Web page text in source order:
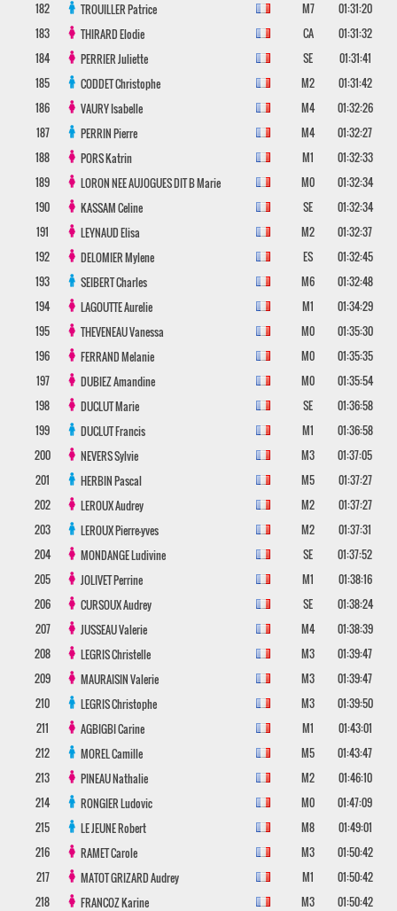
182
TROUILLERPatrice M7
01:31:20
183
THIRARDElodie CA
01:31:32
184
PERRIERJuliette SE
01:31:41
185
CODDETChristophe M2
01:31:42
186
VAURYIsabelle M4
01:32:26
187
PERRINPierre M4
01:32:27
188
PORSKatrin M1
01:32:33
189
LORON NEE AUJOGUES DIT BMarie M0
01:32:34
190
KASSAMCeline SE
01:32:34
191
LEYNAUDElisa M2
01:32:37
192
DELOMIERMylene ES
01:32:45
193
SEIBERTCharles M6
01:32:48
194
LAGOUTTEAurelie M1
01:34:29
195
THEVENEAUVanessa M0
01:35:30
196
FERRANDMelanie M0
01:35:35
197
DUBIEZAmandine M0
01:35:54
198
DUCLUTMarie SE
01:36:58
199
DUCLUTFrancis M1
01:36:58
200
NEVERSSylvie M3
01:37:05
201
HERBINPascal M5
01:37:27
202
LEROUXAudrey M2
01:37:27
203
LEROUXPierre-yves M2
01:37:31
204
MONDANGELudivine SE
01:37:52
205
JOLIVETPerrine M1
01:38:16
206
CURSOUXAudrey SE
01:38:24
207
JUSSEAUValerie M4
01:38:39
208
LEGRISChristelle M3
01:39:47
209
MAURAISINValerie M3
01:39:47
210
LEGRISChristophe M3
01:39:50
211
AGBIGBICarine M1
01:43:01
212
MORELCamille M5
01:43:47
213
PINEAUNathalie M2
01:46:10
214
RONGIERLudovic M0
01:47:09
215
LE JEUNERobert M8
01:49:01
216
RAMETCarole M3
01:50:42
217
MATOT GRIZARDAudrey M1
01:50:42
218
FRANCOZKarine M3
01:50:42